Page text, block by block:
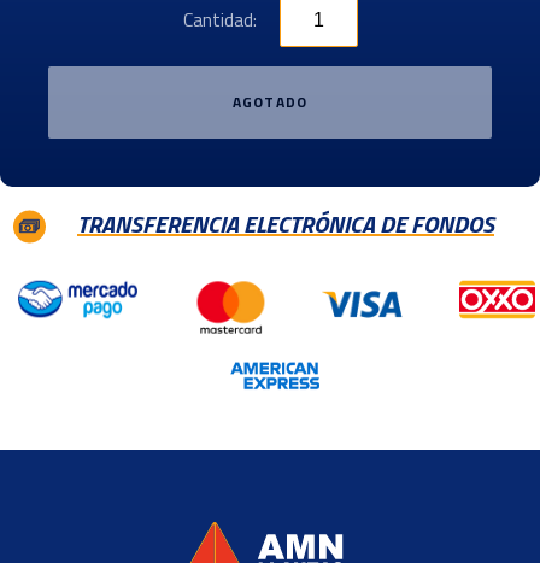
Cantidad:
AGOTADO
TRANSFERENCIA ELECTRÓNICA DE FONDOS